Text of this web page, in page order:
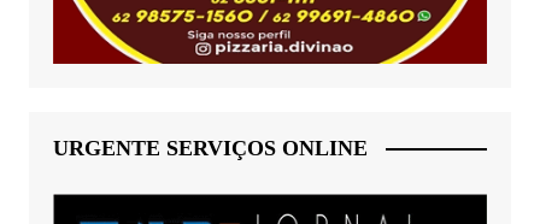
URGENTE SERVIÇOS ONLINE